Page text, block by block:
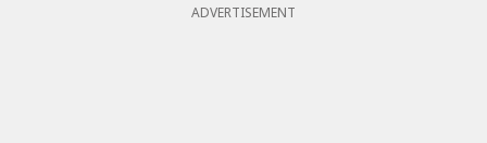
ADVERTISEMENT